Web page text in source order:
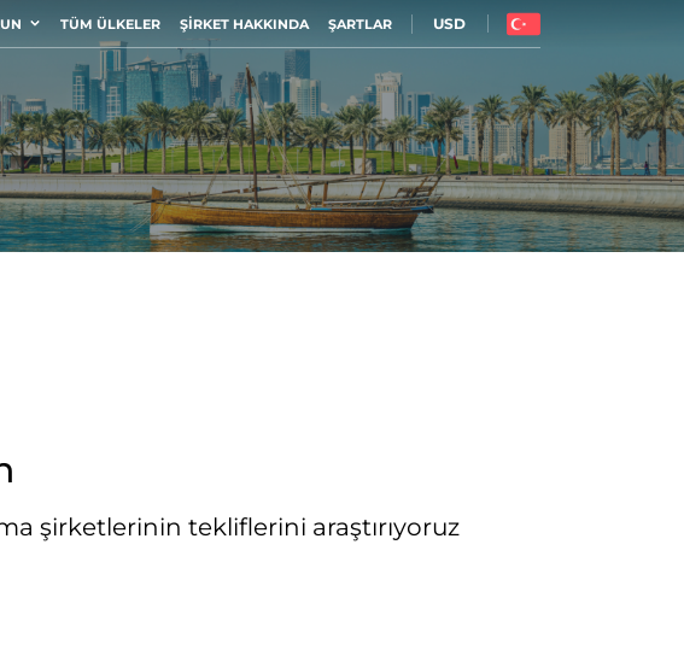
TÜM ÜLKELER ŞIRKET HAKKINDA ŞARTLAR USD
şirketlerinin tekliflerini araştırıyoruz